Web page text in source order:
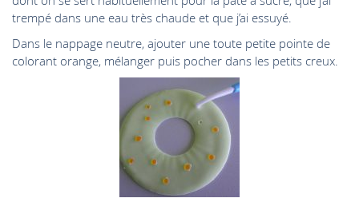
trempé dans une eau très chaude et que j’ai essuyé.
Dans le nappage neutre, ajouter une toute petite pointe de
colorant orange, mélanger puis pocher dans les petits creux.